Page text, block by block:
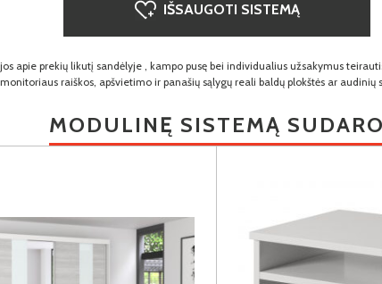
IŠSAUGOTI SISTEMĄ
apie prekių likutį sandėlyje , kampo pusę bei individualius užsakymus
raiškos, apšvietimo ir panašių sąlygų reali baldų plokštės ar
MODULINĘ SISTEMĄ SUDARO